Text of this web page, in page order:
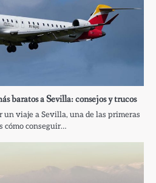
baratos a Sevilla: consejos y trucos
viaje a Sevilla, una de las primeras
cómo conseguir…